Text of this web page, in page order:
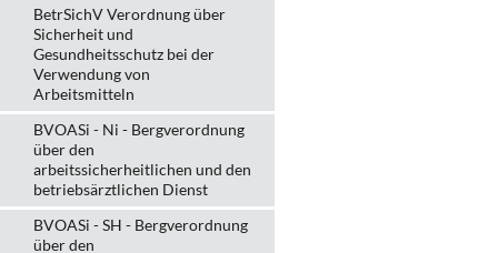
BetrSichV Verordnung über
Sicherheit und
Gesundheitsschutz bei der
Verwendung von
Arbeitsmitteln
BVOASi - Ni - Bergverordnung
über den
arbeitssicherheitlichen und den
betriebsärztlichen Dienst
BVOASi - SH - Bergverordnung
über den